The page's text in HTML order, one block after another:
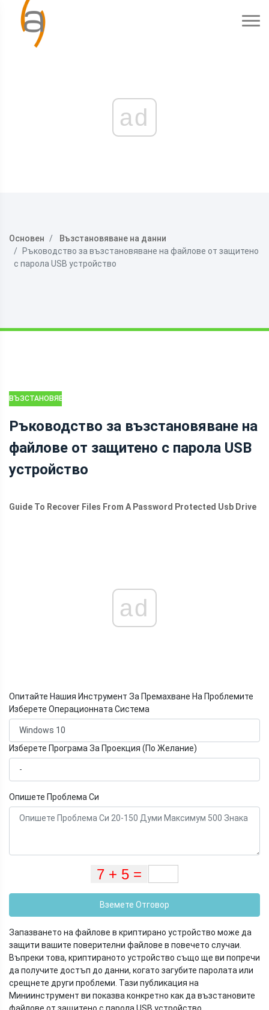
ad
Основен
Възстановяване на данни
Ръководство за възстановяване на файлове от защитено
с парола USB устройство
ВЪЗСТАНОВЯВАНЕ
Ръководство за възстановяване на
файлове от защитено с парола USB
устройство
Guide To Recover Files From A Password Protected Usb Drive
ad
Опитайте Нашия Инструмент За Премахване На Проблемите
Изберете Операционната Система
Изберете Програма За Проекция (По Желание)
Опишете Проблема Си
Вземете Отговор
Запазването на файлове в криптирано устройство може да
защити вашите поверителни файлове в повечето случаи.
Въпреки това, криптираното устройство също ще ви попречи
да получите достъп до данни, когато загубите паролата или
срещнете други проблеми. Тази публикация на
Миниинструмент ви показва конкретно как да възстановите